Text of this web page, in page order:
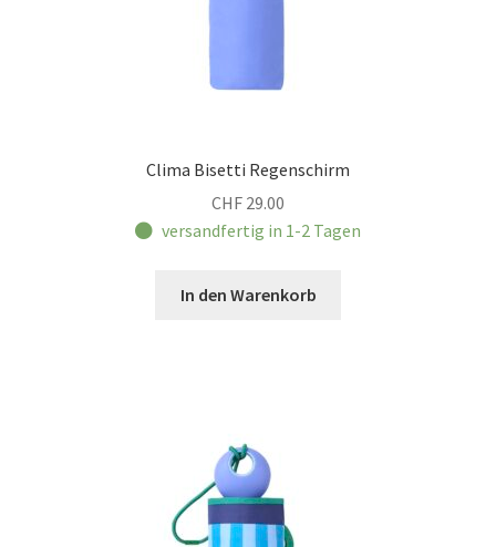
Clima Bisetti Regenschirm
CHF 29.00
versandfertig in 1-2 Tagen
In den Warenkorb